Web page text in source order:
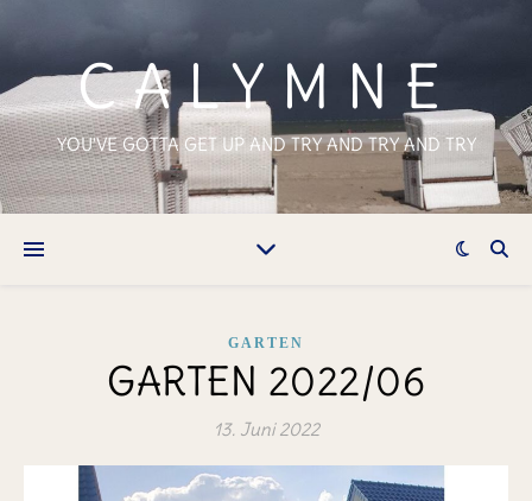
CALYMNE
YOU'VE GOTTA GET UP AND TRY AND TRY AND TRY
GARTEN
GARTEN 2022/06
13. Juni 2022